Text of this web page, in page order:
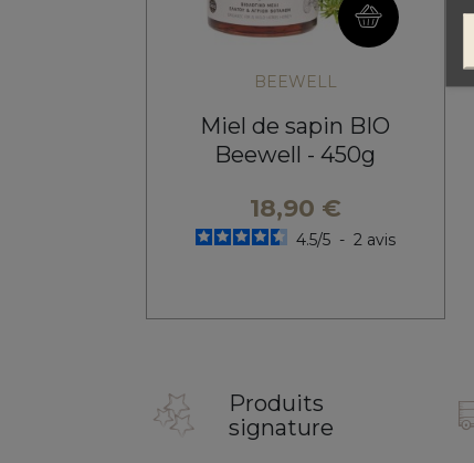
BEEWELL
Miel de sapin BIO
Beewell - 450g
18,90 €
4.5/5 - 2 avis
Produits
signature